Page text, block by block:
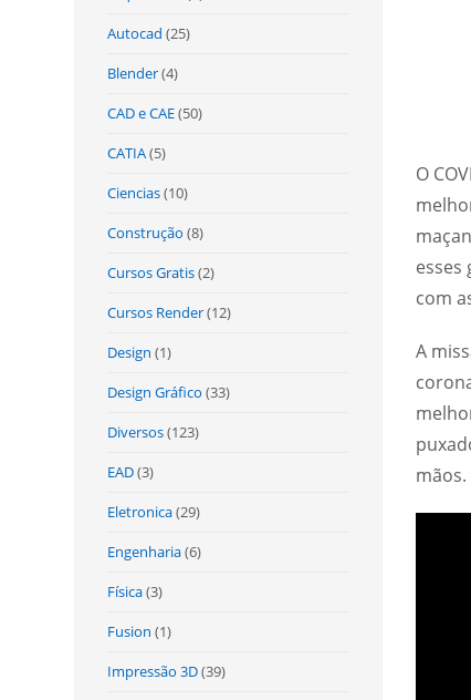
O
esses
com
A
mãos.
Autocad (25)
Blender(4)
CAD e CAE(50)
CATIA(5)
Ciencias(10)
Construção (8)
Cursos Gratis(2)
Cursos Render(12)
Design (1)
Design Gráfico (33)
Diversos(123)
EAD(3)
Eletronica(29)
Engenharia(6)
Física(3)
Fusion (1)
Impressão 3D(39)